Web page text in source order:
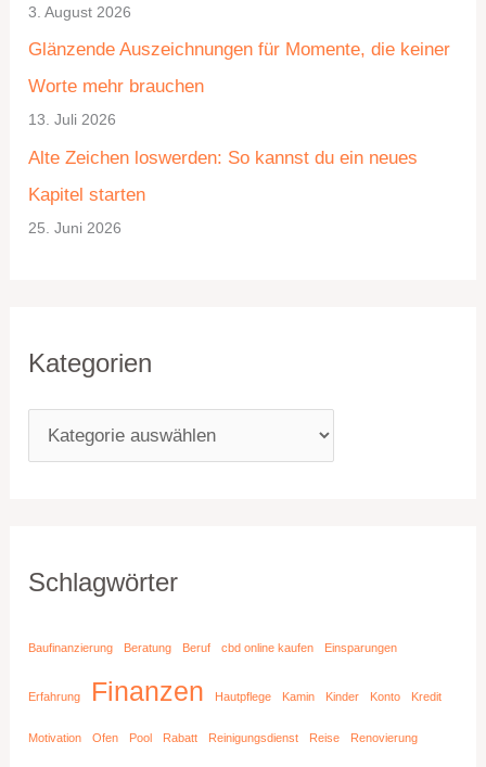
3. August 2026
Glänzende Auszeichnungen für Momente, die keiner
Worte mehr brauchen
13. Juli 2026
Alte Zeichen loswerden: So kannst du ein neues
Kapitel starten
25. Juni 2026
Kategorien
o
r
i
n
Schlagwörter
Baufinanzierung Beratung Beruf cbd online kaufen Einsparungen
Erfahrung Finanzen Hautpflege Kamin Kinder Konto Kredit
Motivation Ofen Pool Rabatt Reinigungsdienst Reise Renovierung
v